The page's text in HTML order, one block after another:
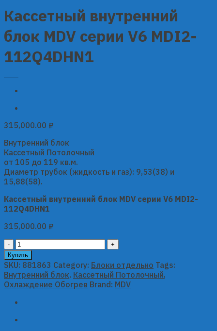
Кассетный внутренний
блок MDV серии V6 MDI2-
112Q4DHN1
315,000.00 ₽
Внутренний блок
Кассетный Потолочный
от 105 до 119 кв.м.
Диаметр трубок (жидкость и газ): 9,53(38) и
15,88(58).
Кассетный внутренний блок MDV серии V6 MDI2-
112Q4DHN1
315,000.00 ₽
Кассетный
внутренний
блок
MDV
серии
V6
MDI2-
quantity
Купить
SKU: 881863 Category: Блоки отдельно Tags:
Внутренний блок, Кассетный Потолочный,
Охлаждение Обогрев Brand: MDV